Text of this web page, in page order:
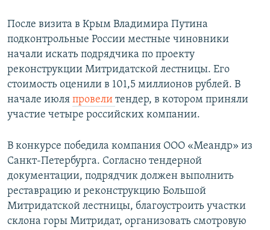
После визита в Крым Владимира Путина
подконтрольные России местные чиновники
начали искать подрядчика по проекту
реконструкции Митридатской лестницы. Его
стоимость оценили в 101,5 миллионов рублей. В
начале июля провели тендер, в котором приняли
участие четыре российских компании.
В конкурсе победила компания ООО «Меандр» из
Санкт-Петербурга. Согласно тендерной
документации, подрядчик должен выполнить
реставрацию и реконструкцию Большой
Митридатской лестницы, благоустроить участки
склона горы Митридат, организовать смотровую